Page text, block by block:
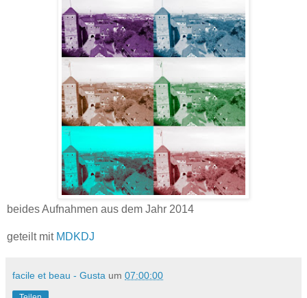
beides Aufnahmen aus dem Jahr 2014
geteilt mitMDKDJ
facile et beau - Gusta um 07:00:00